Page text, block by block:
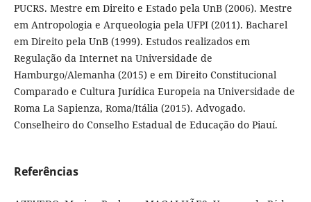
PUCRS. Mestre em Direito e Estado pela UnB (2006). Mestre
em Antropologia e Arqueologia pela UFPI (2011). Bacharel
em Direito pela UnB (1999). Estudos realizados em
Regulação da Internet na Universidade de
Hamburgo/Alemanha (2015) e em Direito Constitucional
Comparado e Cultura Jurídica Europeia na Universidade de
Roma La Sapienza, Roma/Itália (2015). Advogado.
Conselheiro do Conselho Estadual de Educação do Piauí.
Referências